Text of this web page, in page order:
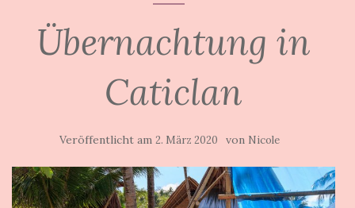
Übernachtung in
Caticlan
Veröffentlicht am 2. März 2020 von Nicole